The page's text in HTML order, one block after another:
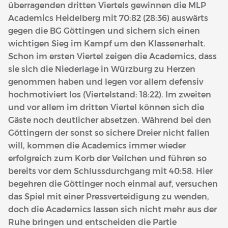
überragenden dritten Viertels gewinnen die MLP
Academics Heidelberg mit 70:82 (28:36) auswärts
gegen die BG Göttingen und sichern sich einen
wichtigen Sieg im Kampf um den Klassenerhalt.
Schon im ersten Viertel zeigen die Academics, dass
sie sich die Niederlage in Würzburg zu Herzen
genommen haben und legen vor allem defensiv
hochmotiviert los (Viertelstand: 18:22). Im zweiten
und vor allem im dritten Viertel können sich die
Gäste noch deutlicher absetzen. Während bei den
Göttingern der sonst so sichere Dreier nicht fallen
will, kommen die Academics immer wieder
erfolgreich zum Korb der Veilchen und führen so
bereits vor dem Schlussdurchgang mit 40:58. Hier
begehren die Göttinger noch einmal auf, versuchen
das Spiel mit einer Pressverteidigung zu wenden,
doch die Academics lassen sich nicht mehr aus der
Ruhe bringen und entscheiden die Partie